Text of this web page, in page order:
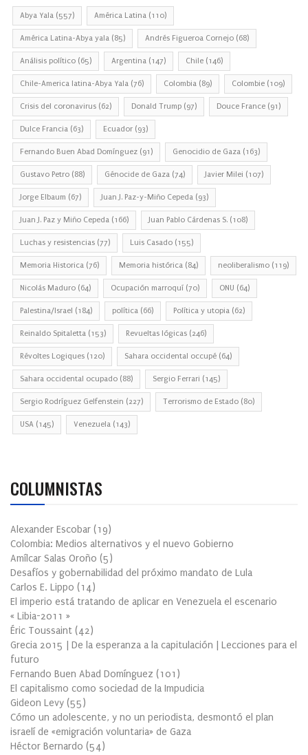
Abya Yala (557) América Latina (110)
América Latina-Abya yala (85) Andrés Figueroa Cornejo (68)
Análisis político (65) Argentina (147) Chile (146)
Chile-America latina-Abya Yala (76) Colombia (89) Colombie (109)
Crisis del coronavirus (62) Donald Trump (97) Douce France (91)
Dulce Francia (63) Ecuador (93)
Fernando Buen Abad Domínguez (91) Genocidio de Gaza (163)
Gustavo Petro (88) Génocide de Gaza (74) Javier Milei (107)
Jorge Elbaum (67) Juan J. Paz-y-Miño Cepeda (93)
Juan J. Paz y Miño Cepeda (166) Juan Pablo Cárdenas S. (108)
Luchas y resistencias (77) Luis Casado (155)
Memoria Historica (76) Memoria histórica (84) neoliberalismo (119)
Nicolás Maduro (64) Ocupación marroquí (70) ONU (64)
Palestina/Israel (184) política (66) Política y utopia (62)
Reinaldo Spitaletta (153) Revueltas lógicas (246)
Révoltes Logiques (120) Sahara occidental occupé (64)
Sahara occidental ocupado (88) Sergio Ferrari (145)
Sergio Rodríguez Gelfenstein (227) Terrorismo de Estado (80)
USA (145) Venezuela (143)
COLUMNISTAS
Alexander Escobar (19)
Colombia: Medios alternativos y el nuevo Gobierno
Amílcar Salas Oroño (5)
Desafíos y gobernabilidad del próximo mandato de Lula
Carlos E. Lippo (14)
El imperio está tratando de aplicar en Venezuela el escenario
« Libia-2011 »
Éric Toussaint (42)
Grecia 2015 | De la esperanza a la capitulación | Lecciones para el
futuro
Fernando Buen Abad Domínguez (101 )
El capitalismo como sociedad de la Impudicia
Gideon Levy (55)
Cómo un adolescente, y no un periodista, desmontó el plan
israelí de «emigración voluntaria» de Gaza
Héctor Bernardo (54)